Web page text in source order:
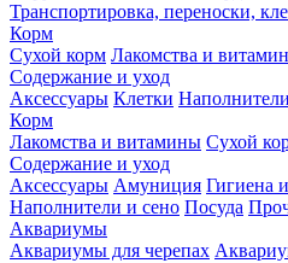
Транспортировка, переноски,
Корм
Сухой корм Лакомства и
Содержание и уход
Аксессуары Клетки
Корм
Лакомства и витамины Сухой
Содержание и уход
Аксессуары Амуниция Гигиена
Наполнители и сено Посуда
Аквариумы
Аквариумы для черепах